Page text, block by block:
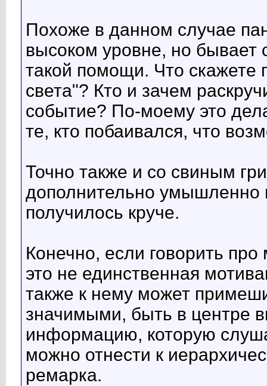
Похоже в данном случае
высоком уровне, но бывает
такой помощи. Что скажете
света"? Кто и зачем
событие? По-моему это
те, кто побаивался, что
Точно также и со свиным
дополнительно умышленно
получилось круче.
Конечно, если говорить
это не единственная
также к нему может
значимыми, быть в центре
информацию, которую
можно отнести к
ремарка.